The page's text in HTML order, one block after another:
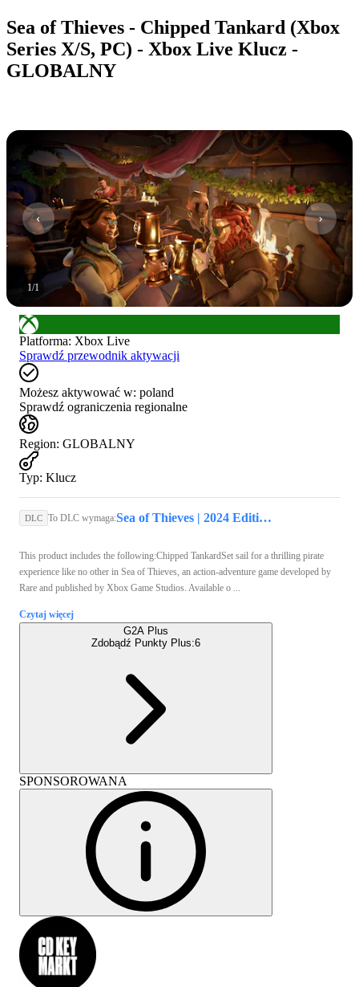
Sea of Thieves - Chipped Tankard (Xbox
Series X/S, PC) - Xbox Live Klucz -
GLOBALNY
1/1
Platforma: Xbox Live
Sprawdź przewodnik aktywacji
Możesz aktywować w: poland
Sprawdź ograniczenia regionalne
Region: GLOBALNY
Typ: Klucz
DLC To DLC wymaga: Sea of Thieves | 2024 Edition (Xbox Series X/S, PC) - Xbox Live Key - GLOBAL
This product includes the following:Chipped TankardSet sail for a thrilling pirate
experience like no other in Sea of Thieves, an action-adventure game developed by
Rare and published by Xbox Game Studios. Available o ...
Czytaj więcej
G2A Plus
Zdobądź Punkty Plus:6
SPONSOROWANA